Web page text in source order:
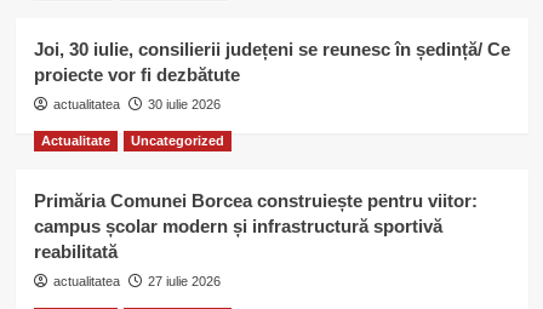
Joi, 30 iulie, consilierii județeni se reunesc în ședință/ Ce
proiecte vor fi dezbătute
actualitatea 30 iulie 2026
Actualitate Uncategorized
Primăria Comunei Borcea construiește pentru viitor:
campus școlar modern și infrastructură sportivă
reabilitată
actualitatea 27 iulie 2026